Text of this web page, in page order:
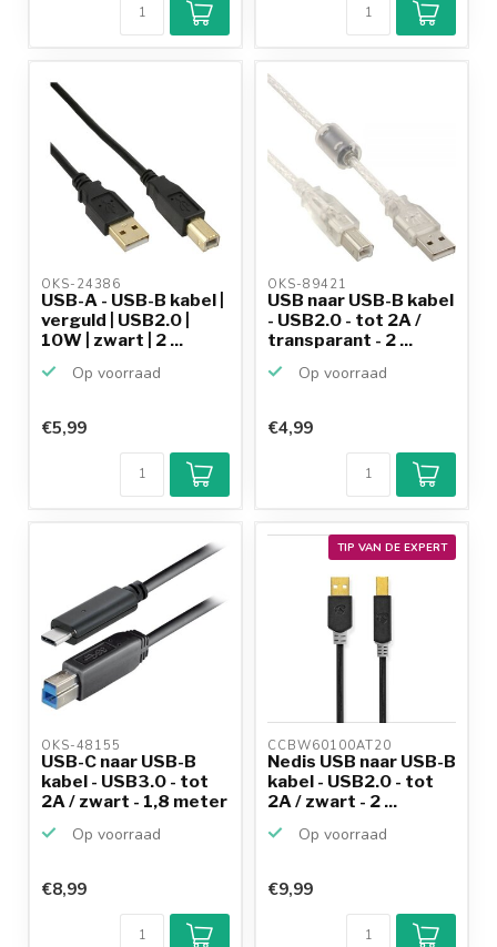
OKS-24386
USB-A - USB-B kabel |
verguld | USB2.0 |
10W | zwart | 2 ...
Op voorraad
€5,99
OKS-89421
USB naar USB-B kabel
- USB2.0 - tot 2A /
transparant - 2 ...
Op voorraad
€4,99
OKS-48155
USB-C naar USB-B
kabel - USB3.0 - tot
2A / zwart - 1,8 meter
Op voorraad
€8,99
TIP VAN DE EXPERT
CCBW60100AT20
Nedis USB naar USB-B
kabel - USB2.0 - tot
2A / zwart - 2 ...
Op voorraad
€9,99